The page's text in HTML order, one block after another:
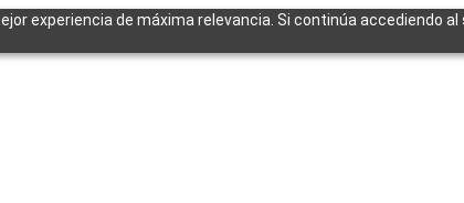
experiencia de máxima relevancia. Si continúa accediendo al